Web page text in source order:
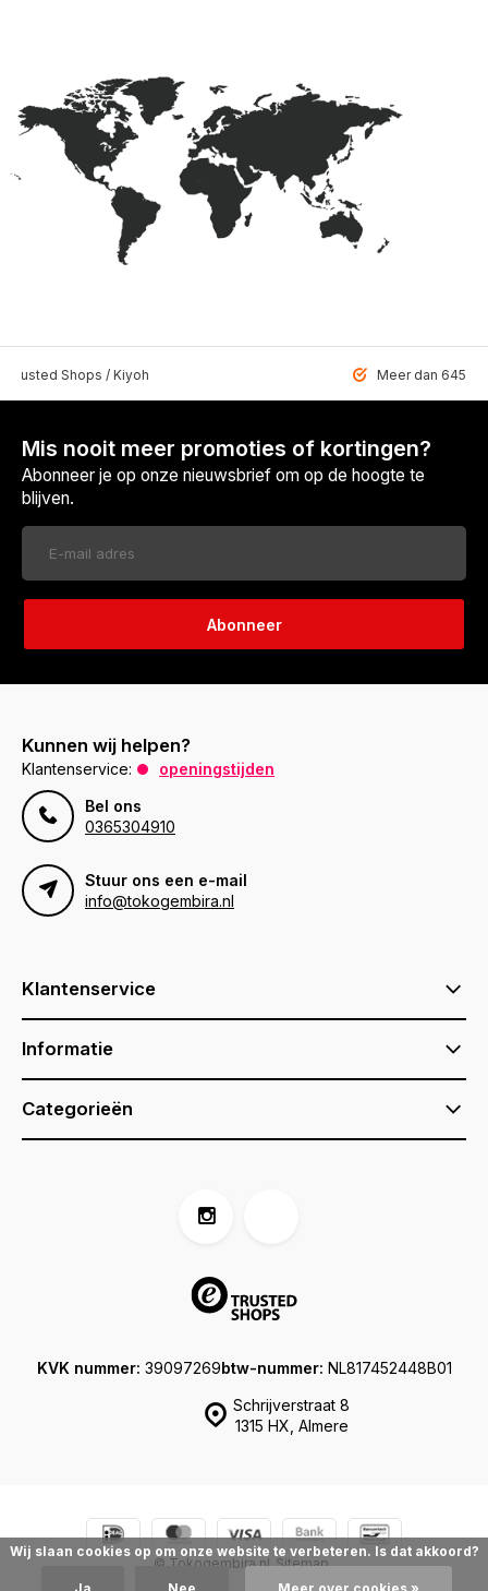
Shops / Kiyoh Meer dan 6459
Mis nooit meer promoties of kortingen?
Abonneer je op onze nieuwsbrief om op de hoogte te
blijven.
Abonneer
Kunnen wij helpen?
Klantenservice:
openingstijden
Bel ons
0365304910
Stuur ons een e-mail
info@tokogembira.nl
Klantenservice
Informatie
Categorieën
Schrijverstraat 8
1315 HX, Almere
KVK nummer: 39097269btw-nummer: NL817452448B01
© Tokogembira.nl Sitemap
Wij slaan cookies op om onze website te verbeteren. Is dat akkoord?